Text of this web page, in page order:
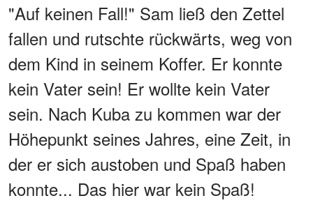
"Auf keinen Fall!" Sam ließ den Zettel
fallen und rutschte rückwärts, weg von
dem Kind in seinem Koffer. Er konnte
kein Vater sein! Er wollte kein Vater
sein. Nach Kuba zu kommen war der
Höhepunkt seines Jahres, eine Zeit, in
der er sich austoben und Spaß haben
konnte... Das hier war kein Spaß!